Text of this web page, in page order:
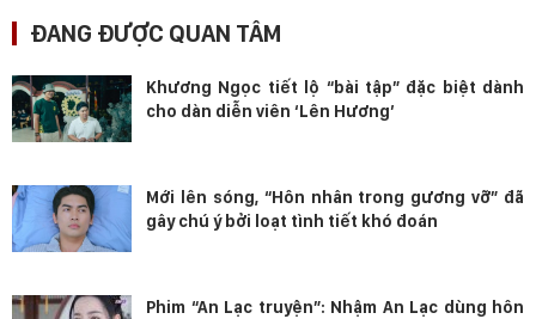
ĐANG ĐƯỢC QUAN TÂM
Khương Ngọc tiết lộ “bài tập” đặc biệt dành
cho dàn diễn viên ‘Lên Hương’
Mới lên sóng, “Hôn nhân trong gương vỡ” đã
gây chú ý bởi loạt tình tiết khó đoán
Phim “An Lạc truyện”: Nhậm An Lạc dùng hôn